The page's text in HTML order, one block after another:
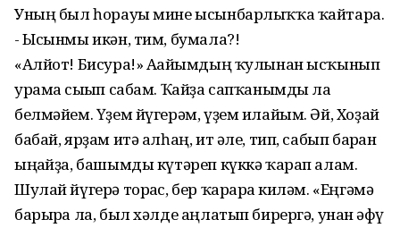
Уның был һорауы мине ысынбарлыҡҡа ҡайтара.
- Ысынмы икән, тим, бумала?!
«Алйот! Бисура!» Ағайымдың ҡулынан ысҡынып
урамға сығып сабам. Ҡайҙа сапҡанымды ла
белмәйем. Үҙем йүгерәм, үҙем илайым. Әй, Хоҙай
бабай, ярҙам итә алһаң, ит әле, тип, сабып барған
ыңғайҙа, башымды күтәреп күккә ҡарап алам.
Шулай йүгерә торғас, бер ҡарарға киләм. «Еңгәмә
барырға ла, был хәлде аңлатып бирергә, унан ғәфү